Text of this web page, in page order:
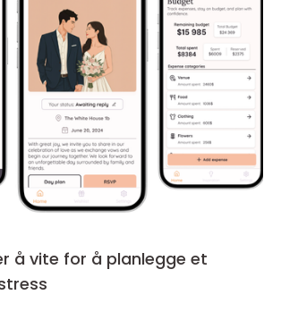
å vite for å planlegge et